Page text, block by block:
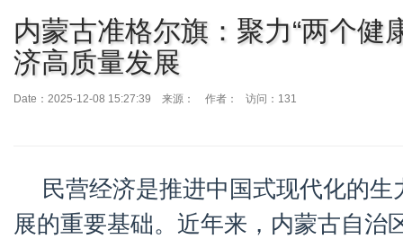
内蒙古准格尔旗：聚力“两个健
济高质量发展
Date：2025-12-08 15:27:39 来源： 作者： 访问：131
民营经济是推进中国式现代化的
展的重要基础。近年来，内蒙古自治